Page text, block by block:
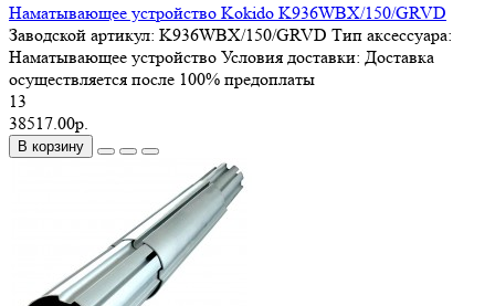
Наматывающее устройство Kokido K936WBX/150/GRVD
Заводской артикул: K936WBX/150/GRVD Тип аксессуара:
Наматывающее устройство Условия доставки: Доставка
осуществляется после 100% предоплаты
13
38517.00р.
В корзину